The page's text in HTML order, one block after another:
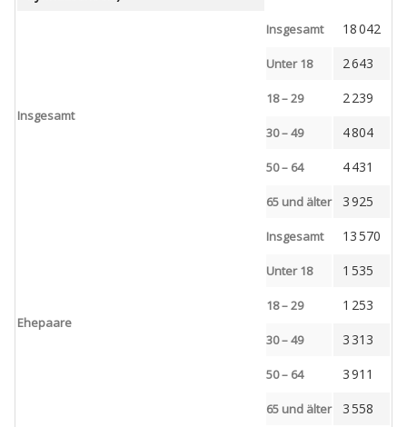
Insgesamt
Insgesamt 18 042
Unter 18 2 643
18 – 29 2 239
30 – 49 4 804
50 – 64 4 431
65 und älter 3 925
Ehepaare
Insgesamt 13 570
Unter 18 1 535
18 – 29 1 253
30 – 49 3 313
50 – 64 3 911
65 und älter 3 558